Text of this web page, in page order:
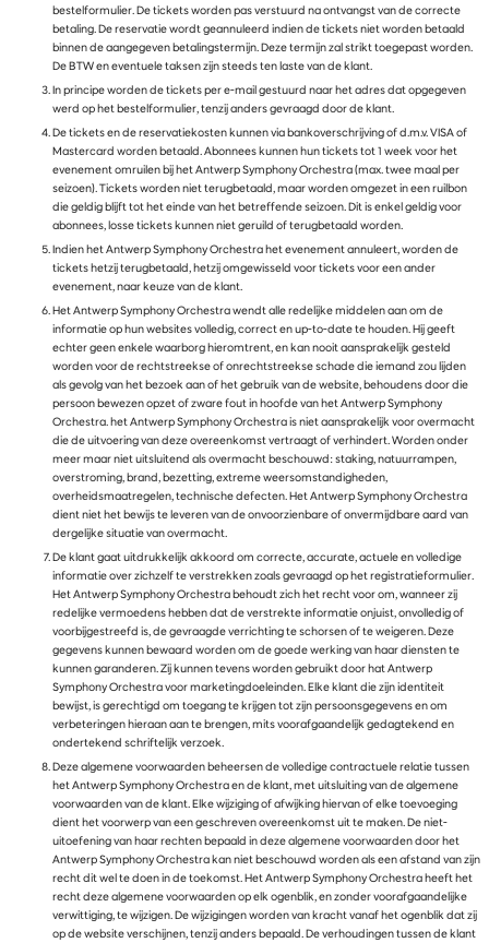
bestelformulier. De tickets worden pas verstuurd na ontvangst van de correcte
betaling. De reservatie wordt geannuleerd indien de tickets niet worden betaald
binnen de aangegeven betalingstermijn. Deze termijn zal strikt toegepast worden.
De BTW en eventuele taksen zijn steeds ten laste van de klant.
In principe worden de tickets per e-mail gestuurd naar het adres dat opgegeven
werd op het bestelformulier, tenzij anders gevraagd door de klant.
De tickets en de reservatiekosten kunnen via bankoverschrijving of d.m.v. VISA of
Mastercard worden betaald. Abonnees kunnen hun tickets tot 1 week voor het
evenement omruilen bij het Antwerp Symphony Orchestra (max. twee maal per
seizoen). Tickets worden niet terugbetaald, maar worden omgezet in een ruilbon
die geldig blijft tot het einde van het betreffende seizoen. Dit is enkel geldig voor
abonnees, losse tickets kunnen niet geruild of terugbetaald worden.
Indien het Antwerp Symphony Orchestra het evenement annuleert, worden de
tickets hetzij terugbetaald, hetzij omgewisseld voor tickets voor een ander
evenement, naar keuze van de klant.
Het Antwerp Symphony Orchestra wendt alle redelijke middelen aan om de
informatie op hun websites volledig, correct en up-to-date te houden. Hij geeft
echter geen enkele waarborg hieromtrent, en kan nooit aansprakelijk gesteld
worden voor de rechtstreekse of onrechtstreekse schade die iemand zou lijden
als gevolg van het bezoek aan of het gebruik van de website, behoudens door die
persoon bewezen opzet of zware fout in hoofde van het Antwerp Symphony
Orchestra. het Antwerp Symphony Orchestra is niet aansprakelijk voor overmacht
die de uitvoering van deze overeenkomst vertraagt of verhindert. Worden onder
meer maar niet uitsluitend als overmacht beschouwd: staking, natuurrampen,
overstroming, brand, bezetting, extreme weersomstandigheden,
overheidsmaatregelen, technische defecten. Het Antwerp Symphony Orchestra
dient niet het bewijs te leveren van de onvoorzienbare of onvermijdbare aard van
dergelijke situatie van overmacht.
De klant gaat uitdrukkelijk akkoord om correcte, accurate, actuele en volledige
informatie over zichzelf te verstrekken zoals gevraagd op het registratieformulier.
Het Antwerp Symphony Orchestra behoudt zich het recht voor om, wanneer zij
redelijke vermoedens hebben dat de verstrekte informatie onjuist, onvolledig of
voorbijgestreefd is, de gevraagde verrichting te schorsen of te weigeren. Deze
gegevens kunnen bewaard worden om de goede werking van haar diensten te
kunnen garanderen. Zij kunnen tevens worden gebruikt door hat Antwerp
Symphony Orchestra voor marketingdoeleinden. Elke klant die zijn identiteit
bewijst, is gerechtigd om toegang te krijgen tot zijn persoonsgegevens en om
verbeteringen hieraan aan te brengen, mits voorafgaandelijk gedagtekend en
ondertekend schriftelijk verzoek.
Deze algemene voorwaarden beheersen de volledige contractuele relatie tussen
het Antwerp Symphony Orchestra en de klant, met uitsluiting van de algemene
voorwaarden van de klant. Elke wijziging of afwijking hiervan of elke toevoeging
dient het voorwerp van een geschreven overeenkomst uit te maken. De niet-
uitoefening van haar rechten bepaald in deze algemene voorwaarden door het
Antwerp Symphony Orchestra kan niet beschouwd worden als een afstand van zijn
recht dit wel te doen in de toekomst. Het Antwerp Symphony Orchestra heeft het
recht deze algemene voorwaarden op elk ogenblik, en zonder voorafgaandelijke
verwittiging, te wijzigen. De wijzigingen worden van kracht vanaf het ogenblik dat zij
op de website verschijnen, tenzij anders bepaald. De verhoudingen tussen de klant